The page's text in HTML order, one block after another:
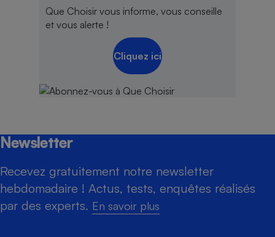
Que Choisir vous informe, vous conseille
et vous alerte !
Cliquez ici
Newsletter
Recevez gratuitement notre newsletter
hebdomadaire ! Actus, tests, enquêtes réalisés
par des experts. En savoir plus